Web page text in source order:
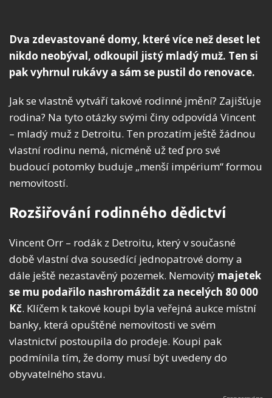
Dva zdevastované domy, které více než deset let
nikdo neobýval, odkoupil jistý mladý muž. Ten si
pak vyhrnul rukávy a sám se pustil do renovace.
Jak se vlastně vytváří takové rodinné jmění? Zajišťuje
rodina? Na tyto otázky svými činy odpovídá Vincent
– mladý muž z Detroitu. Ten prozatím ještě žádnou
vlastní rodinu nemá, nicméně už teď pro své
budoucí potomky buduje „menší impérium“ formou
nemovitostí.
Rozšiřování rodinného dědictví
Vincent Orr – rodák z Detroitu, který v současné
době vlastní dva sousedící jednopatrové domy a
dále ještě nezastavěný pozemek. Nemovitý majetek
se mu podařilo nashromáždit za necelých 80 000
Kč. Klíčem k takové koupi byla veřejná aukce místní
banky, která opuštěné nemovitosti ve svém
vlastnictví postoupila do prodeje. Koupi pak
podmínila tím, že domy musí být uvedeny do
obyvatelného stavu.